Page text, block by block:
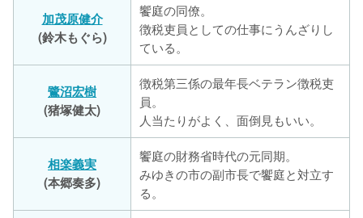
加茂原健介
(鈴木もぐら)
饗庭の同僚。
徴税吏員としての仕事にうんざりし
ている。
鷺沼宏樹
(猪塚健太)
徴税第三係の最年長ベテラン徴税吏
員。
人当たりがよく、面倒見もいい。
相楽義実
(本郷奏多)
饗庭の財務省時代の元同期。
みゆきの市の副市長で饗庭と対立す
る。